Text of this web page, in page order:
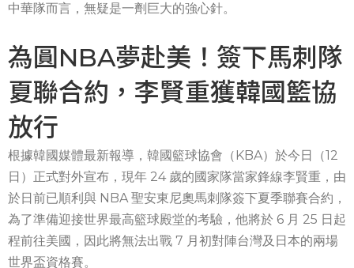
中華隊而言，無疑是一劑巨大的強心針。
為圓NBA夢赴美！簽下馬刺隊
夏聯合約，李賢重獲韓國籃協
放行
根據韓國媒體最新報導，韓國籃球協會（KBA）於今日（12
日）正式對外宣布，現年 24 歲的國家隊當家鋒線李賢重，由
於日前已順利與 NBA 聖安東尼奧馬刺隊簽下夏季聯賽合約，
為了準備迎接世界最高籃球殿堂的考驗，他將於 6 月 25 日起
程前往美國，因此將無法出戰 7 月初對陣台灣及日本的兩場
世界盃資格賽。